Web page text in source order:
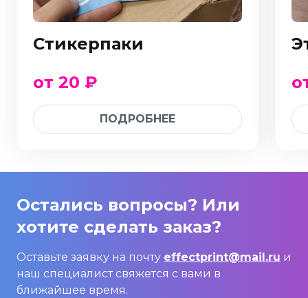
Стикерпаки
от 20 ₽
ПОДРОБНЕЕ
Остались вопросы? Или
хотите сделать заказ?
Оставьте заявку на почту effectprint@mail.ru и
наш специалист свяжется с вами в
ближайшее время.